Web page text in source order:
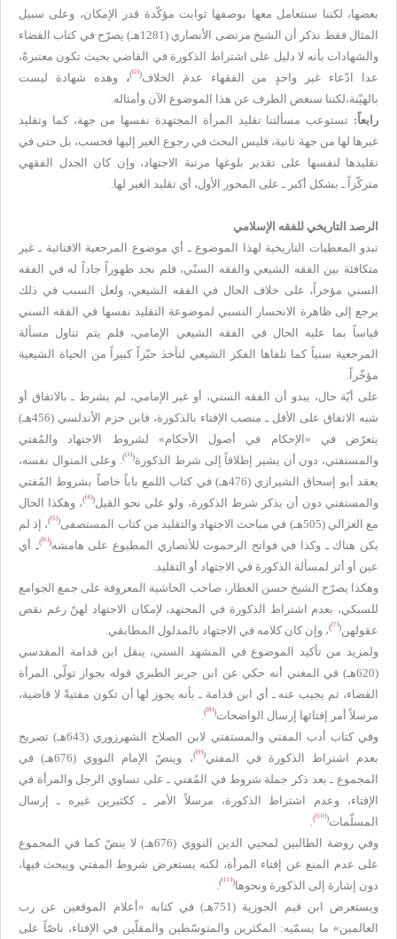
بعضها، لكننا سنتعامل معها بوصفها ثوابت مؤكّدة قدر الإمكان، وعلى سبيل
المثال فقط نذكر أن الشيخ مرتضى الأنصاري (1281هـ) يصرّح في كتاب القضاء
والشهادات بأنه لا دليل على اشتراط الذكورة في القاضي بحيث تكون معتبرةً،
عدا ادّعاء غير واحدٍ من الفقهاء عدمَ الخلاف(
[2]
)،وهذه شهادة ليست
بالهيّنة،لكننا سنغض الطرف عن هذا الموضوع الآن وأمثاله.
رابعاً: تستوعب مسألتنا تقليد المرأة المجتهدة نفسها من جهة، كما وتقليد
غيرها لها من جهة ثانية، فليس البحث في رجوع الغير إليها فحسب، بل حتى في
تقليدها لنفسها على تقدير بلوغها مرتبة الاجتهاد، وإن كان الجدل الفقهي
متركّزاً ـ بشكل أكبر ـ على المحور الأول، أي تقليد الغير لها.
الرصد التاريخي للفقه الإسلامي
تبدو المعطيات التاريخية لهذا الموضوع ـ أي موضوع المرجعية الافتائية ـ غير
متكافئة بين الفقه الشيعي والفقه السنّي، فلم نجد ظهوراً جاداً له في الفقه
السني مؤخراً، على خلاف الحال في الفقه الشيعي، ولعل السبب في ذلك
يرجع إلى ظاهرة الانحسار النسبي لموضوعة التقليد نفسها في الفقه السني
قياساً بما عليه الحال في الفقه الشيعي الإمامي، فلم يتم تناول مسألة
المرجعية سنياً كما تلقاها الفكر الشيعي لتأخذ حيّزاً كبيراً من الحياة الشيعية
مؤخّراً.
على أيّة حال، يبدو أن الفقه السني، أو غير الإمامي، لم يشرط ـ بالاتفاق أو
شبه الاتفاق على الأقل ـ منصب الإفتاء بالذكورة، فابن حزم الأندلسي (456هـ)
يتعرّض في «الإحكام في أصول الأحكام» لشروط الاجتهاد والمُفتي
والمستفتي، دون أن يشير إطلاقاً إلى شرط الذكورة(
[3]
). وعلى المنوال نفسه،
يعقد أبو إسحاق الشيرازي (476هـ) في كتاب اللمع باباً خاصاً بشروط المُفتي
والمستفتي دون أن يذكر شرط الذكورة، ولو على نحو القيل(
[4]
)، وهكذا الحال
مع الغزالي (505هـ) في مباحث الاجتهاد والتقليد من كتاب المستصفى
(
[5]
)، إذ لم
يكن هناك ـ وكذا في فواتح الرحموت للأنصاري المطبوع على هامشه(
[6]
)
ـ أي
عين أو أثر لمسألة الذكورة في الاجتهاد أو التقليد.
وهكذا يصرّح الشيخ حسن العطار، صاحب الحاشية المعروفة على جمع الجوامع
للسبكي، بعدم اشتراط الذكورة في المجتهد، لإمكان الاجتهاد لهنّ رغم نقص
عقولهن(
[7]
)، وإن كان كلامه في الاجتهاد بالمدلول المطابقي.
ولمزيد من تأكيد الموضوع في المشهد السني، ينقل ابن قدامة المقدسي
(620هـ) في المغني أنه حكي عن ابن جرير الطبري قوله بجواز تولّي المرأة
القضاء، ثم يجيب عنه ـ أي ابن قدامة ـ بأنه يجوز لها أن تكون مفتيةً لا قاضية،
مرسلاً أمر إفتائها إرسال الواضحات(
[8]
)
وفي كتاب أدب المفتي والمستفتي لابن الصلاح الشهرزوري (643هـ) تصريح
بعدم اشتراط الذكورة في المفتي(
[9]
)
، وينصّ الإمام النووي (676هـ) في
المجموع ـ بعد ذكر جملة شروط في المُفتي ـ على تساوي الرجل والمرأة في
الإفتاء، وعدم اشتراط الذكورة، مرسلاً الأمر ـ ككثيرين غيره ـ إرسال
المسلّمات(
[10]
)
وفي روضة الطالبين لمحيي الدين النووي (676هـ) لا ينصّ كما في المجموع
على عدم المنع عن إفتاء المرأة، لكنه يستعرض شروط المفتي ويبحث فيها،
دون إشارة إلى الذكورة ونحوها(
[11]
)
ويستعرض ابن قيم الجوزية (751هـ) في كتابه «أعلام الموقعين عن رب
العالمين» ما يسمّيه: المكثرين والمتوسّطين والمقلّين في الإفتاء، ناصّاً على